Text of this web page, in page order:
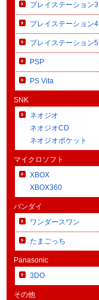
プレイステーション3
プレイステーション4
プレイステーション5
PSP
PS Vita
SNK
ネオジオ
ネオジオCD
ネオジオポケット
マイクロソフト
XBOX
XBOX360
バンダイ
ワンダースワン
たまごっち
Panasonic
3DO
その他